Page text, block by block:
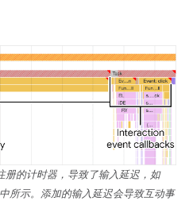
册的计时器，导致了输入延迟，如
所示。添加的输入延迟会导致互动事